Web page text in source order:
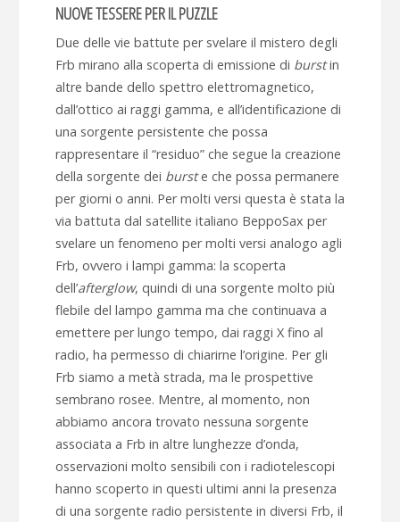
NUOVE TESSERE PER IL PUZZLE
Due delle vie battute per svelare il mistero degli
Frb mirano alla scoperta di emissione di burstin
altre bande dello spettro elettromagnetico,
dall’ottico ai raggi gamma, e all’identificazione di
una sorgente persistente che possa
rappresentare il “residuo” che segue la creazione
della sorgente dei burste che possa permanere
per giorni o anni. Per molti versi questa è stata la
via battuta dal satellite italiano BeppoSax per
svelare un fenomeno per molti versi analogo agli
Frb, ovvero i lampi gamma: la scoperta
dell’afterglow, quindi di una sorgente molto più
flebile del lampo gamma ma che continuava a
emettere per lungo tempo, dai raggi X fino al
radio, ha permesso di chiarirne l’origine. Per gli
Frb siamo a metà strada, ma le prospettive
sembrano rosee. Mentre, al momento, non
abbiamo ancora trovato nessuna sorgente
associata a Frb in altre lunghezze d’onda,
osservazioni molto sensibili con i radiotelescopi
hanno scoperto in questi ultimi anni la presenza
di una sorgente radio persistente in diversi Frb, il